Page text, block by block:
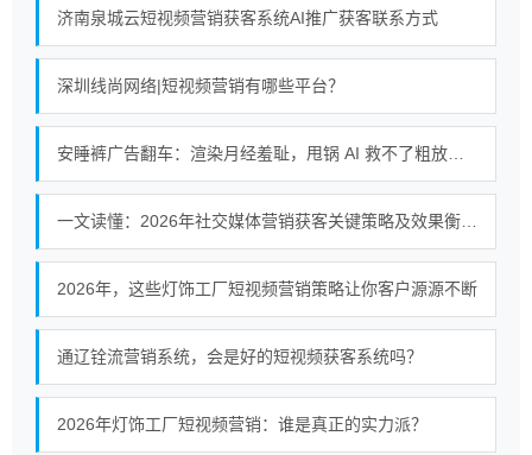
济南泉城云短视频营销获客系统AI推广获客联系方式
深圳线尚网络|短视频营销有哪些平台？
2026年，这些灯饰工厂短视频营销策略让你客户源源不断
通辽铨流营销系统，会是好的短视频获客系统吗？
2026年灯饰工厂短视频营销：谁是真正的实力派？